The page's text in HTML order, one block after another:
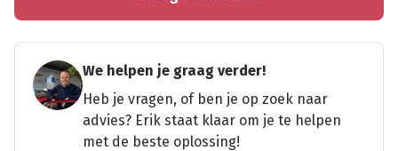
We helpen je graag verder!
Heb je vragen, of ben je op zoek naar
advies? Erik staat klaar om je te helpen
met de beste oplossing!